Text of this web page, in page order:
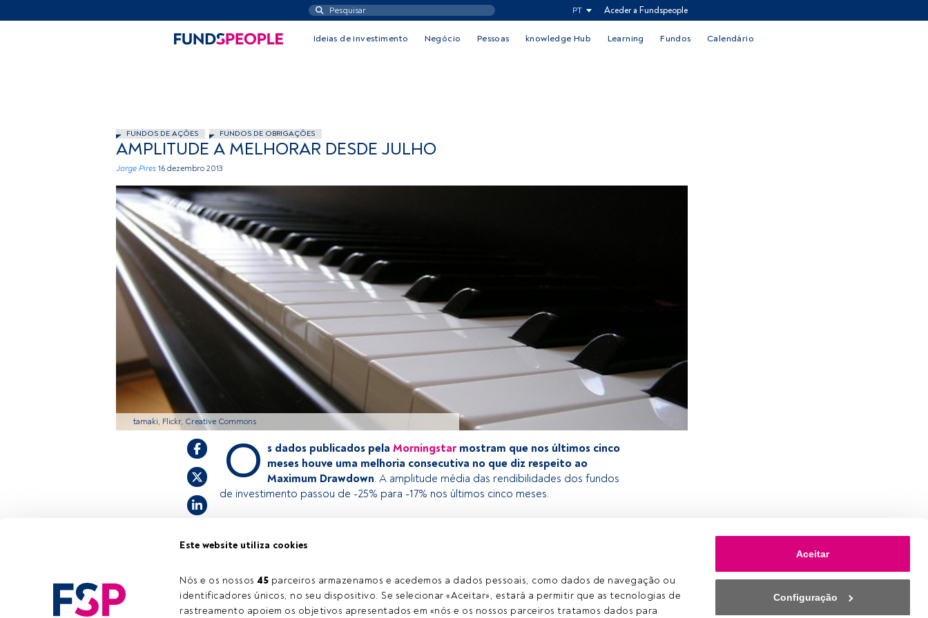
Este website utiliza cookies
Nós e os nossos 45 parceiros armazenamos e acedemos a dados pessoais, como dados de navegação ou
identificadores únicos, no seu dispositivo. Se selecionar «Aceitar», estará a permitir que as tecnologias de
rastreamento apoiem os objetivos apresentados em «nós e os nossos parceiros tratamos dados para
Aceitar
Configuração
PT Aceder a Fundspeople
Ideias de investimento Negócio Pessoas knowledge Hub Learning Fundos Calendário
FUNDOS DE AÇÕES FUNDOS DE OBRIGAÇÕES
AMPLITUDE A MELHORAR DESDE JULHO
Jorge Pires 16 dezembro 2013
tamaki, Flickr, Creative Commons
Tempo de leitura:1 min.
O s dados publicados pela Morningstarmostram que nos últimos cinco
meses houve uma melhoria consecutiva no que diz respeito ao
Maximum Drawdown. A amplitude média das rendibilidades dos fundos
de investimento passou de -25% para -17% nos últimos cinco meses.
Este é um artigo exclusivo para os utilizadores registados da FundsPeople. Se já
convidamo-lo a registar-se e a desfrutar de todo o universo que a FundsPeople
oferece.
Aceder a Fundspeople